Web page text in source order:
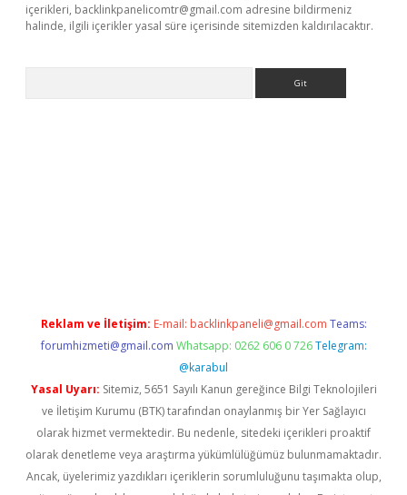
içerikleri, backlinkpanelicomtr@gmail.com adresine bildirmeniz
halinde, ilgili içerikler yasal süre içerisinde sitemizden kaldırılacaktır.
Reklam ve İletişim: E-mail: backlinkpaneli@gmail.com Teams:
forumhizmeti@gmail.com Whatsapp: 0262 606 0 726 Telegram:
@karabul
Yasal Uyarı: Sitemiz, 5651 Sayılı Kanun gereğince Bilgi Teknolojileri
ve İletişim Kurumu (BTK) tarafından onaylanmış bir Yer Sağlayıcı
olarak hizmet vermektedir. Bu nedenle, sitedeki içerikleri proaktif
olarak denetleme veya araştırma yükümlülüğümüz bulunmamaktadır.
Ancak, üyelerimiz yazdıkları içeriklerin sorumluluğunu taşımakta olup,